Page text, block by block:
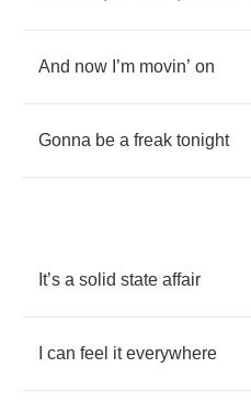
And now ’m movin’ on
Gonna be a freak tonight
It’s a solid state affair
can feel it everywhere